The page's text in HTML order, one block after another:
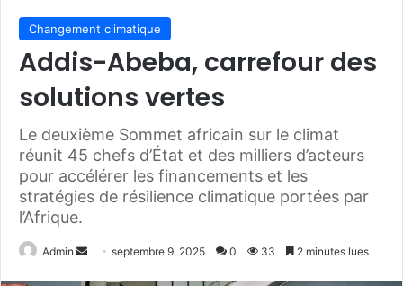
Changement climatique
Addis-Abeba, carrefour des
solutions vertes
Le deuxième Sommet africain sur le climat
réunit 45 chefs d’État et des milliers d’acteurs
pour accélérer les financements et les
stratégies de résilience climatique portées par
l’Afrique.
Admin septembre 9, 2025 0 33 2 minutes lues